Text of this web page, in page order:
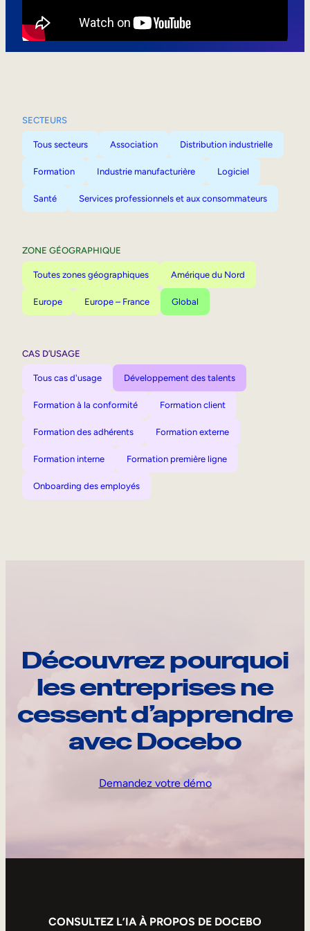
SECTEURS
Tous secteurs Association Distribution industrielle
Formation Industrie manufacturière Logiciel
Santé Services professionnels et aux consommateurs
ZONE GÉOGRAPHIQUE
Toutes zones géographiques Amérique du Nord
Europe Europe – France Global
CAS D’USAGE
Tous cas d'usage Développement des talents
Formation à la conformité Formation client
Formation des adhérents Formation externe
Formation interne Formation première ligne
Onboarding des employés
Découvrez pourquoi
les entreprises ne
cessent d’apprendre
avec Docebo
Demandez votre démo
CONSULTEZ L’IA À PROPOS DE DOCEBO